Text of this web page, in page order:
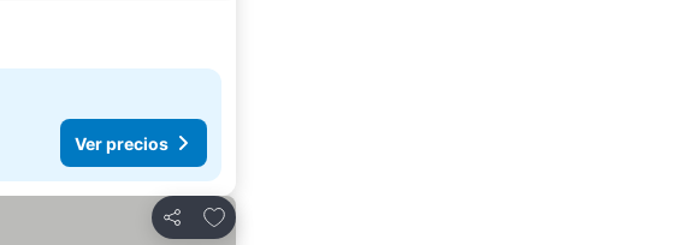
Ver precios
Compartir
Agregar a favoritos